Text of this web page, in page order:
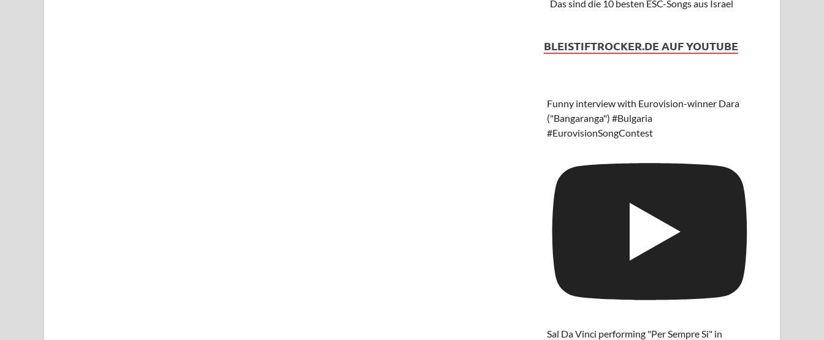
Das sind die 10 besten ESC-Songs aus Israel
BLEISTIFTROCKER.DE AUF YOUTUBE
Funny interview with Eurovision-winner Dara
("Bangaranga") #Bulgaria
#EurovisionSongContest
Sal Da Vinci performing "Per Sempre Si" in